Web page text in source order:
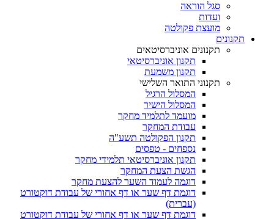
סגל הוראה
ועדות
מועצת פקולטה
תקנונים
תקנונים אוניברסיטאים
תקנון אוניברסיטאי
תקנון משמעת
תקנוני התואר השלישי
המסלול הרגיל
המסלול הישיר
מועמד לתלמיד מחקר
עבודת המחקר
תקנון הפקולטה תשע"ה
נספחים - טפסים
תקנון אוניברסיטאי תלמידי מחקר
הגשת הצעת המחקר
דוגמה לעמוד השער להצעת מחקר
דוגמת דף שער או דף אחורי של עבודת דוקטורט
(עברית)
דוגמת דף שער או דף אחורי של עבודת דוקטורט